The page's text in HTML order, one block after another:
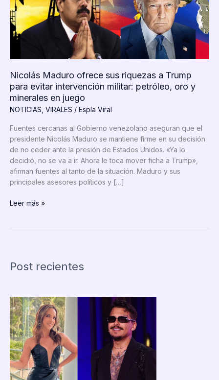
Nicolás Maduro ofrece sus riquezas a Trump
para evitar intervención militar: petróleo, oro y
minerales en juego
NOTICIAS VIRALES / Espía Viral
Fuentes cercanas al Gobierno venezolano aseguran que el
presidente Nicolás Maduro se mantiene firme en su decisión
de no ceder ante la presión de Estados Unidos. «Ya lo
decidió, no se va a ir. Ahora le toca mover ficha a Trump»,
afirman fuentes al tanto de la situación. Maduro y sus
principales asesores políticos y […]
Nicolás
Trump
intervención
militar:
petróleo,
oro
y
minerales
en
juego
Leer más »
Post recientes